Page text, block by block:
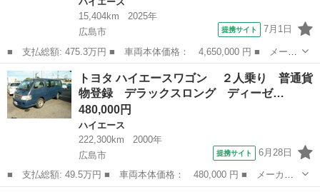
15,404km
2025年
広島市
提携サイト 7月1日
■ 支払総額: 475.3万円 ■ 車両本体価格： 4,650,000 円 ■ メーカ
ー名： トヨタ ■ 車種名： ハイエースバン ■ グレード名： ロ
ングスーパーＧＬ ダークプライムＳ パノラミックビューモニタ
ー デジタ...
広島 広島市 ハイエース
トヨタ ハイエースワゴン ２人乗り 普通貨
物登録 デラックスロング ディーゼ…
480,000円
ハイエース
222,300km
2000年
広島市
提携サイト 6月28日
■ 支払総額: 49.5万円 ■ 車両本体価格： 480,000 円 ■ メーカー
名： トヨタ ■ 車種名： ハイエースワゴン ■ グレード名：